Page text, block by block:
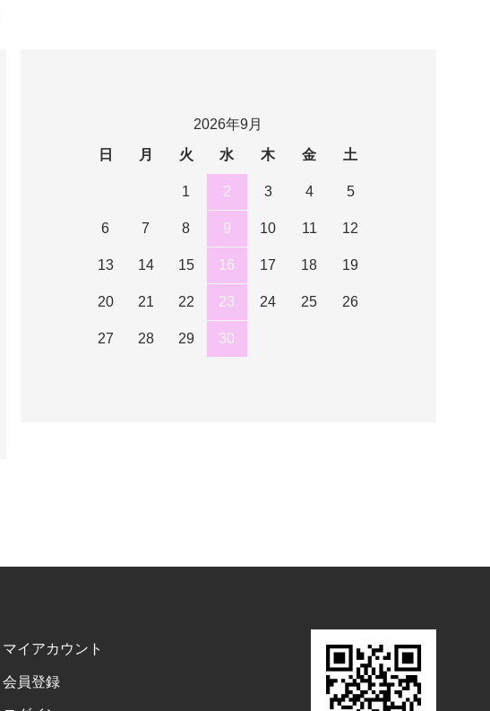
2026年9月
日
月 火 水 木 金 土
1 2 3 4 5
6 7 8 9 10 11 12
13 14 15 16 17 18 19
20 21 22 23 24 25 26
27 28 29 30
マイアカウント
会員登録